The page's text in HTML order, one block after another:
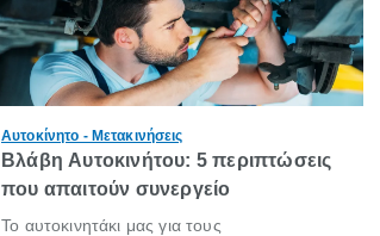
Αυτοκίνητο - Μετακινήσεις
Βλάβη Αυτοκινήτου: 5 περιπτώσεις
που απαιτούν συνεργείο
Το αυτοκινητάκι μας για τους